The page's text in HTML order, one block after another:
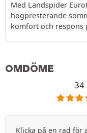
Med Landspider
högpresterande
komfort och respons
OMDÖME
34
Klicka på en rad för